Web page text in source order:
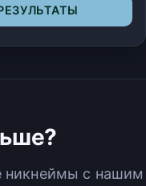
никнеймы с нашим